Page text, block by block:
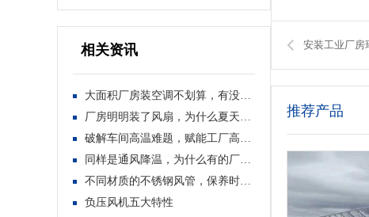
相关资讯
大面积厂房装空调不划算，有没有低成本···
厂房明明装了风扇，为什么夏天依旧闷热···
破解车间高温难题，赋能工厂高效稳产生···
同样是通风降温，为什么有的厂房效果好···
不同材质的不锈钢风管，保养时有哪些独···
负压风机五大特性
安装工业厂房
推荐产品